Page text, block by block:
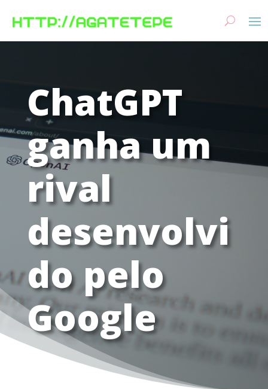
ChatGPT
ganha um
rival
desenvolvi
do pelo
Google